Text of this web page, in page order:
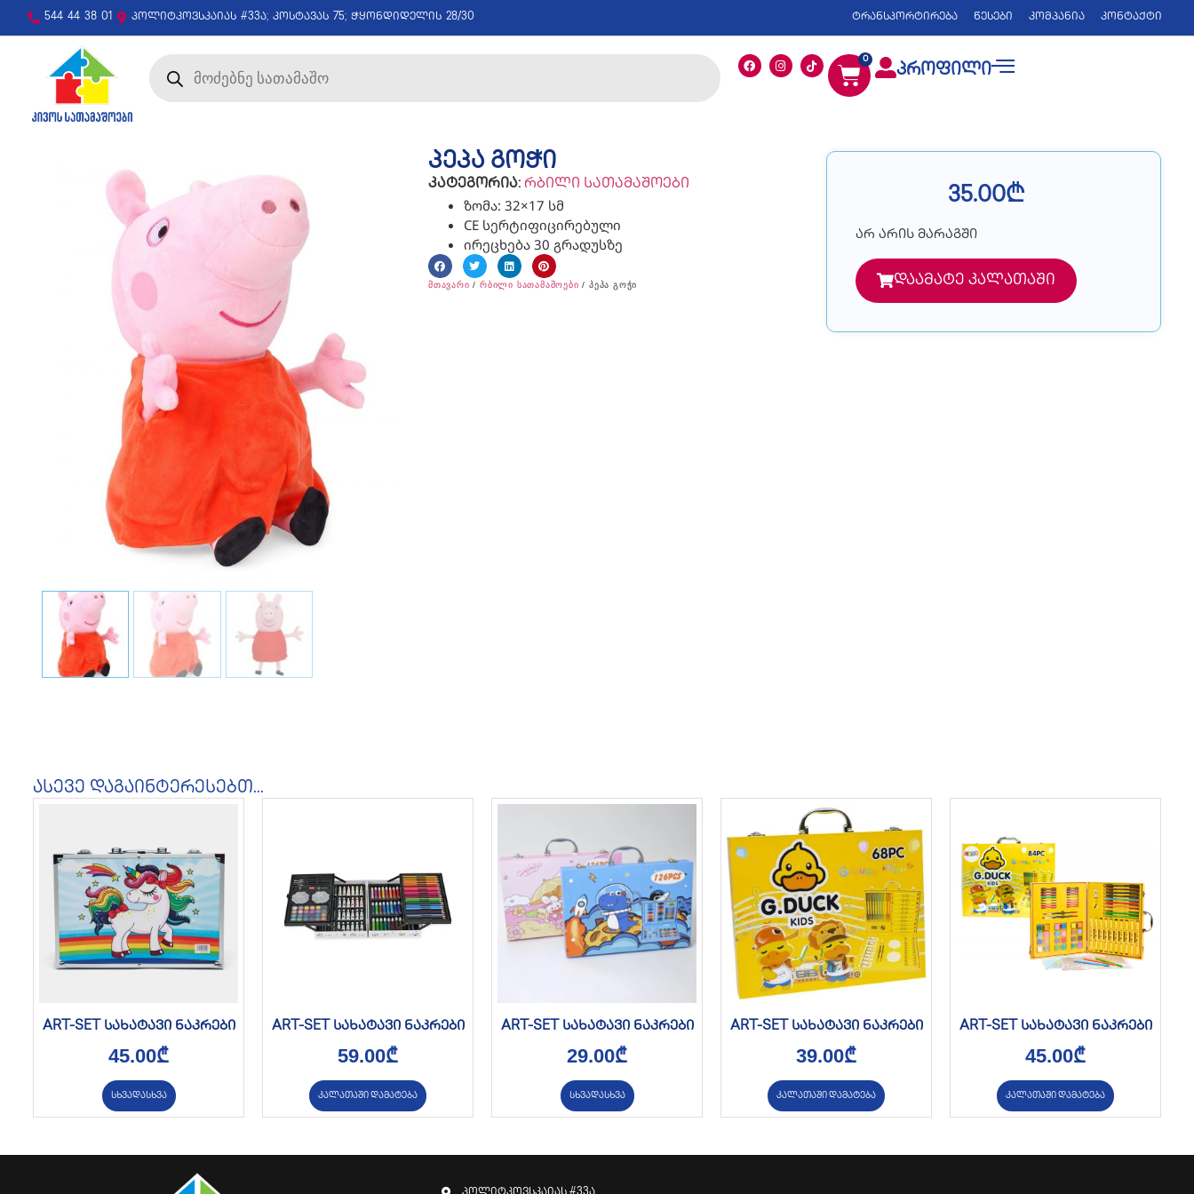
544 44 38 01 პოლიტკოვსკაიას #33ა; კოსტავას 75; ჭყონდიდელის 28/30 ტრანსპორტირება წესები კომპანია კონტაქტი
0
პროფილი
პეპა გოჭი
კატეგორია: რბილი სათამაშოები
ზომა: 32×17 სმ
CE სერტიფიცირებული
ირეცხება 30 გრადუსზე
მთავარი / რბილი სათამაშოები / პეპა გოჭი
35.00₾
არ არის მარაგში
დაამატე კალათაში
ასევე დაგაინტერესებთ...
ART-SET სახატავი ნაკრები
45.00₾
სხვადასხვა
ART-SET სახატავი ნაკრები
59.00₾
კალათაში დამატება
ART-SET სახატავი ნაკრები
29.00₾
სხვადასხვა
ART-SET სახატავი ნაკრები
39.00₾
კალათაში დამატება
ART-SET სახატავი ნაკრები
45.00₾
კალათაში დამატება